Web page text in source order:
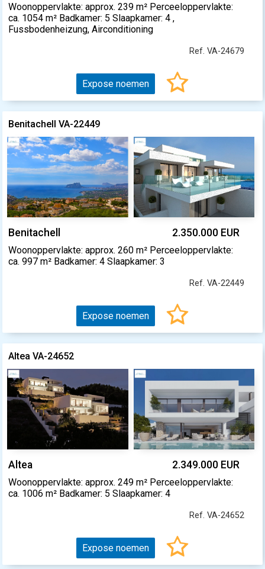
Woonoppervlakte: approx. 239 m² Perceeloppervlakte:
ca. 1054 m² Badkamer: 5 Slaapkamer: 4 ,
Fussbodenheizung, Airconditioning
Ref. VA-24679
Expose noemen
Benitachell VA-22449
Benitachell 2.350.000 EUR
Woonoppervlakte: approx. 260 m² Perceeloppervlakte:
ca. 997 m² Badkamer: 4 Slaapkamer: 3
Ref. VA-22449
Expose noemen
Altea VA-24652
Altea 2.349.000 EUR
Woonoppervlakte: approx. 249 m² Perceeloppervlakte:
ca. 1006 m² Badkamer: 5 Slaapkamer: 4
Ref. VA-24652
Expose noemen